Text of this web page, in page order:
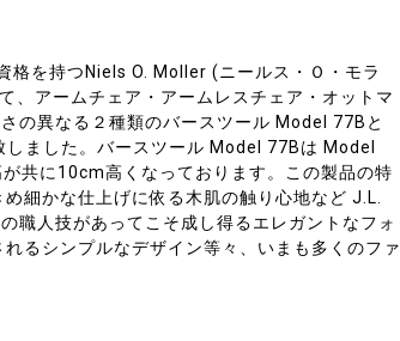
格を持つNiels O. Moller (ニールス・Ｏ・モラ
、アームチェア・アームレスチェア・オットマ
の異なる２種類のバースツール Model 77Bと
ました。バースツール Model 77Bは Model
共に10cm高くなっております。この製品の特
細かな仕上げに依る木肌の触り心地など J.L.
職人技があってこそ成し得るエレガントなフォ
るシンプルなデザイン等々、いまも多くのファ